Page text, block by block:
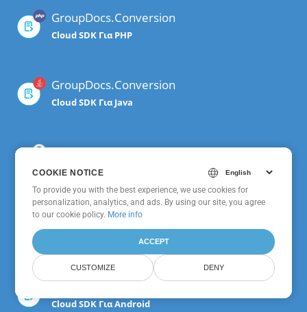
GroupDocs.Conversion
Cloud SDK Για PHP
GroupDocs.Conversion
Cloud SDK Για Java
GroupDocs.Conversion
Cloud SDK Για Python
GroupDocs.Conversion
Cloud SDK Για Node.js
GroupDocs.Conversion
Cloud SDK Για Android
COOKIE NOTICE
To provide you with the best experience, we use cookies for
personalization, analytics, and ads. By using our site, you agree
toour cookie policy.
ACCEPT
CUSTOMIZE DENY
COOKIE NOTICE
To provide you with the best experience, we use cookies for
personalization, analytics, and ads. By using our site, you agree
to our cookie policy. More info
ACCEPT
CUSTOMIZE DENY